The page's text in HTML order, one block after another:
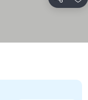
Partilhar